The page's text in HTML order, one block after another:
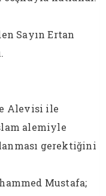
Sayın Ertan
Alevisi ile
alemiyle
gerektiğini
Mustafa;